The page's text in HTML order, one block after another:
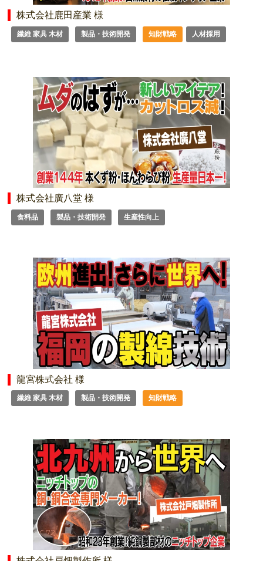
株式会社鹿田産業 様
繊維 家具 木材 製品・技術開発 知財戦略 人材採用
株式会社廣八堂 様
食料品 製品・技術開発 生産性向上
龍宮株式会社 様
繊維 家具 木材 製品・技術開発 知財戦略